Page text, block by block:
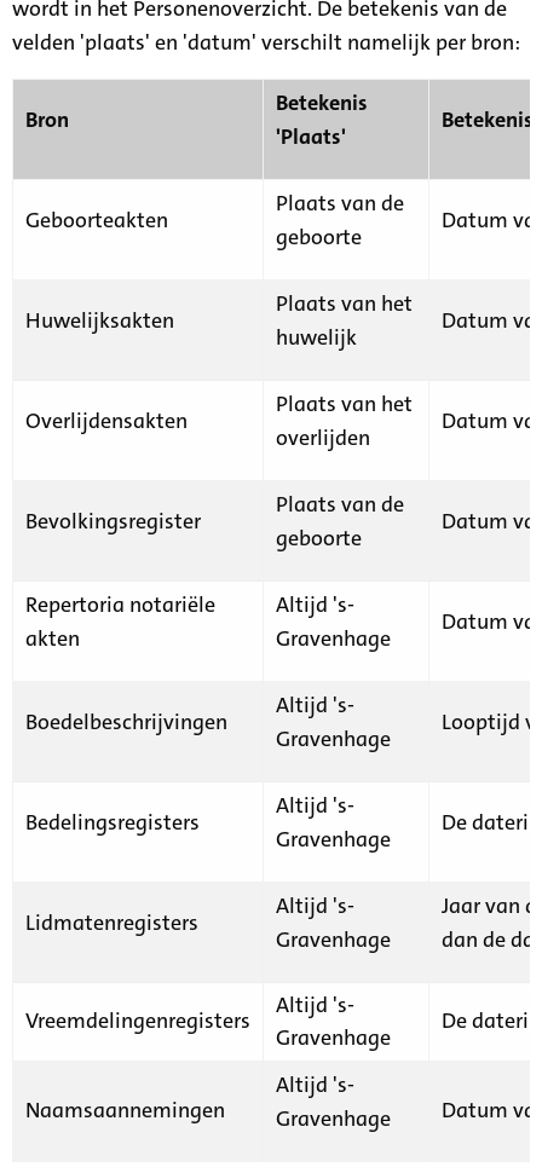
wordt in het Personenoverzicht. De betekenis van de
velden 'plaats' en 'datum' verschilt namelijk per bron:
Bron
Betekenis
'Plaats'
Geboorteakten
Plaats van de
geboorte
Datum
Huwelijksakten
Plaats van het
huwelijk
Datum
Overlijdensakten
Plaats van het
overlijden
Datum
Bevolkingsregister
Plaats van de
geboorte
Datum
Repertoria notariële
akten
Altijd 's-
Gravenhage
Datum
Boedelbeschrijvingen
Altijd 's-
Gravenhage
Looptijd
Bedelingsregisters
Altijd 's-
Gravenhage
De
Lidmatenregisters
Altijd 's-
Gravenhage
Jaar van
dan de
Vreemdelingenregisters
Altijd 's-
Gravenhage
De
Naamsaannemingen
Altijd 's-
Gravenhage
Datum